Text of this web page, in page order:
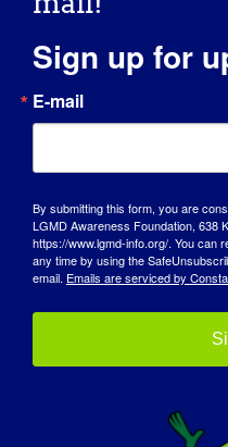
form dystrofii
Jak LGMD
osobą, którą jesteś
LGMD. Przez 27
sukcesy butik z
jednocześnie
zajmującą się
o LGMD -
rehabilitacji,
Sign up for
E-mail
By submitting this form, you are
LGMD Awareness Foundation, 638
https://www.lgmd-info.org/. You can
any time by using the
email. Emails are serviced by